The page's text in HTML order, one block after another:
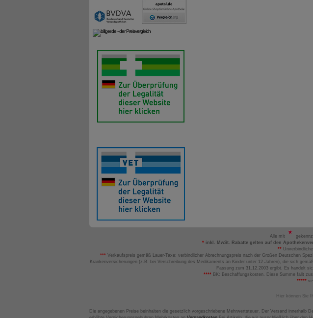
Alle mit
* inkl. MwSt. Rabatte gelten auf den
**
*** Verkaufspreis gemäß Lauer-Taxe; verbindlicher Abrechnungspreis nach der Großen Deutschen
Krankenversicherungen (z.B. bei Verschreibung des Medikaments an Kinder unter 12 Jahren), die sich
Fassung zum 31.12.2003 ergibt. Es handelt
**** BK: Beschaffungskosten. Diese Summe fällt
*****
Hier können Sie
Die angegebenen Preise beinhalten die gesetzlich vorgeschriebene Mehrwertsteuer. Der Versand